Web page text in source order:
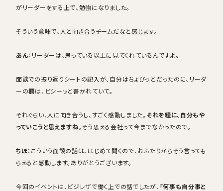
がリーダーをする上で、勉強になりました。
そういう意味で、人と向き合うチームだなと感じます。
あん：リーダーは、思っている以上に見てくれているんですよ。
面談での振り返りシートの記入が、自分はちょびっとだったのに、リーダ
ーの欄は、ビシーッと書かれていて。
それぐらい、人に向き合うし、すごく感動しました。 それを糧に、自分もや
っていこうと思えますね。そう思える会社って今までなかったので。
ちほ：こういう面談の話は、はじめて聞くので、おふたりからそう言っても
らえると感動します。ありがとうございます。
今回のイベントは、ビジレザで働く上での話でしたが、 「何事も自分事と